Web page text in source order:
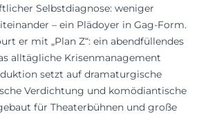
Selbstdiagnose: weniger
– ein Plädoyer in Gag‑Form.
er mit „Plan Z“: ein abendfüllendes
alltägliche Krisenmanagement
setzt auf dramaturgische
Verdichtung und komödiantische
für Theaterbühnen und große